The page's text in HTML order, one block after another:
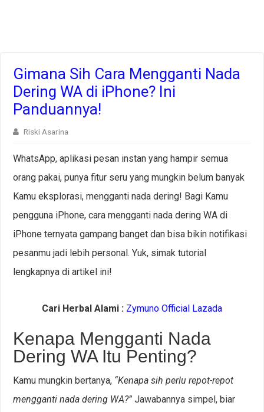
Gimana Sih Cara Mengganti Nada
Dering WA di iPhone? Ini
Panduannya!
Riski Asarina
WhatsApp, aplikasi pesan instan yang hampir semua
orang pakai, punya fitur seru yang mungkin belum banyak
Kamu eksplorasi, mengganti nada dering! Bagi Kamu
pengguna iPhone, cara mengganti nada dering WA di
iPhone ternyata gampang banget dan bisa bikin notifikasi
pesanmu jadi lebih personal. Yuk, simak tutorial
lengkapnya di artikel ini!
Cari Herbal Alami : Zymuno Official Lazada
Kenapa Mengganti Nada
Dering WA Itu Penting?
Kamu mungkin bertanya, “Kenapa sih perlu repot-repot
mengganti nada dering WA?” Jawabannya simpel, biar